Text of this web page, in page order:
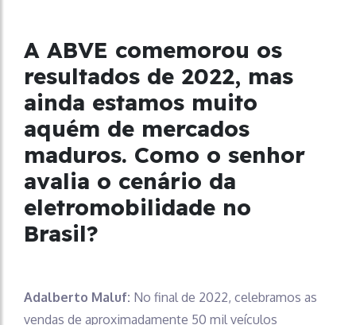
A ABVE comemorou os
resultados de 2022, mas
ainda estamos muito
aquém de mercados
maduros. Como o senhor
avalia o cenário da
eletromobilidade no
Brasil?
Adalberto Maluf: No final de 2022, celebramos as
vendas de aproximadamente 50 mil veículos